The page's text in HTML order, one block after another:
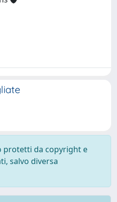
protetti da copyright e
salvo diversa